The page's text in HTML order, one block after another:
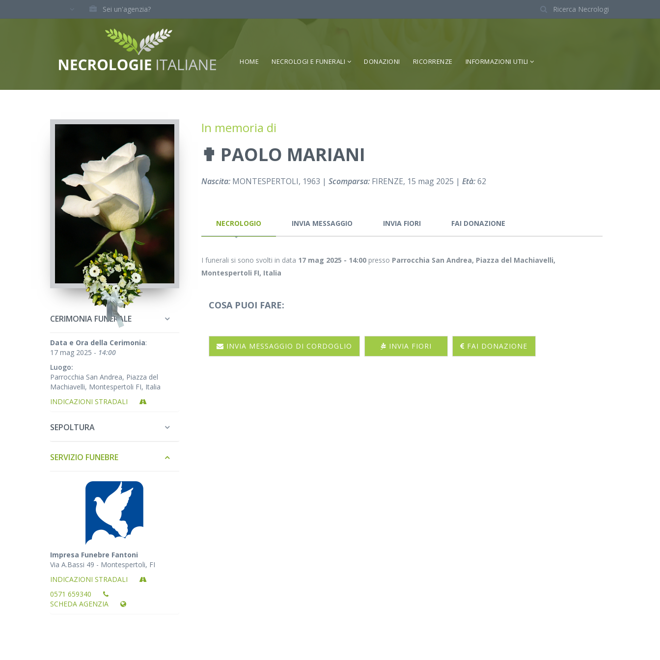
Sei un'agenzia? Ricerca Necrologi
HOME NECROLOGI E FUNERALI DONAZIONI RICORRENZE INFORMAZIONI UTILI
CERIMONIA FUNERALE
Data e Ora della Cerimonia:
17 mag 2025 - 14:00
Luogo:
Parrocchia San Andrea, Piazza del
Machiavelli, Montespertoli FI, Italia
INDICAZIONI STRADALI
SEPOLTURA
SERVIZIO FUNEBRE
Impresa Funebre Fantoni
Via A.Bassi 49 - Montespertoli, FI
INDICAZIONI STRADALI
0571 659340
SCHEDA AGENZIA
In memoria di
✟ PAOLO MARIANI
Nascita:MONTESPERTOLI, 1963 | Scomparsa:FIRENZE, 15 mag 2025 | Età:62
NECROLOGIO INVIA MESSAGGIO INVIA FIORI FAI DONAZIONE
I funerali si sono svolti in data 17 mag 2025 - 14:00presso Parrocchia San Andrea, Piazza del Machiavelli,
Montespertoli FI, Italia
COSA PUOI FARE:
INVIA MESSAGGIO DI CORDOGLIO INVIA FIORI FAI DONAZIONE